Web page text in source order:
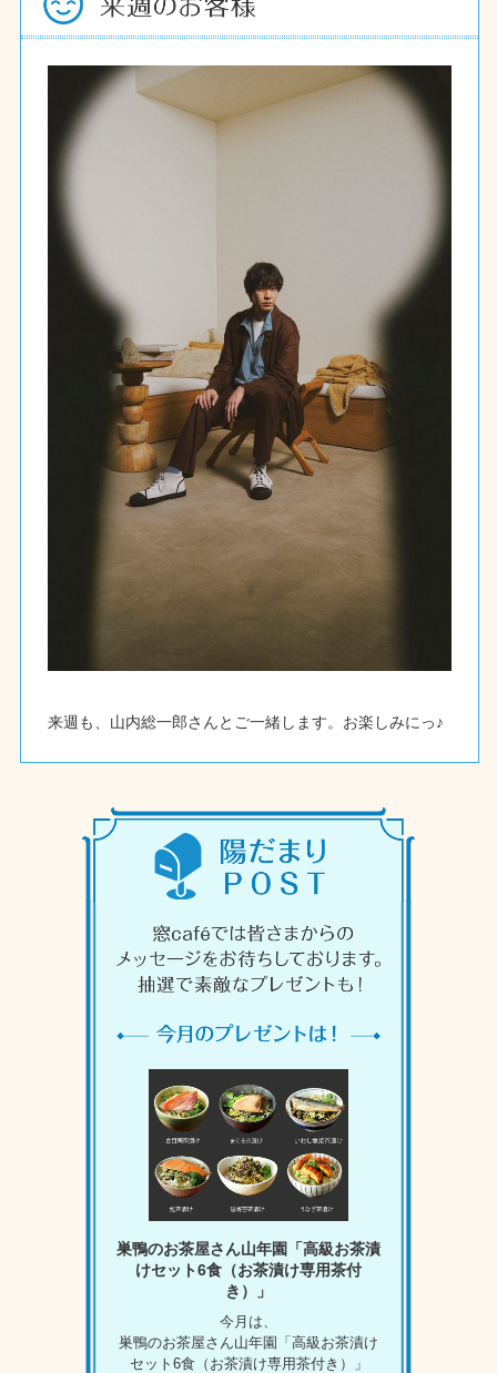
来週も、山内総一郎さんとご一緒します。お楽しみにっ♪
巣鴨のお茶屋さん山年園「高級お茶漬
けセット6食（お茶漬け専用茶付
き）」
今月は、
巣鴨のお茶屋さん山年園「高級お茶漬け
セット6食（お茶漬け専用茶付き）」